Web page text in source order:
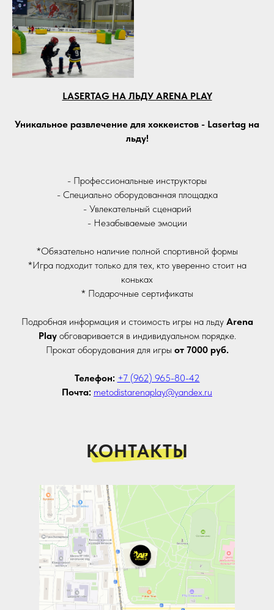
LASERTAG НА ЛЬДУ ARENA PLAY
Уникальное развлечение для хоккеистов - Lasertag на
льду!
- Профессиональные инструкторы
- Специально оборудованная площадка
- Увлекательный сценарий
- Незабываемые эмоции
*Обязательно наличие полной спортивной формы
*Игра подходит только для тех, кто уверенно стоит на
коньках
* Подарочные сертификаты
Подробная информация и стоимость игры на льду Arena
Play обговаривается в индивидуальном порядке.
Прокат оборудования для игры от 7000 руб.
Телефон: +7 (962) 965-80-42
Почта: metodistarenaplay@yandex.ru
КОНТАКТЫ